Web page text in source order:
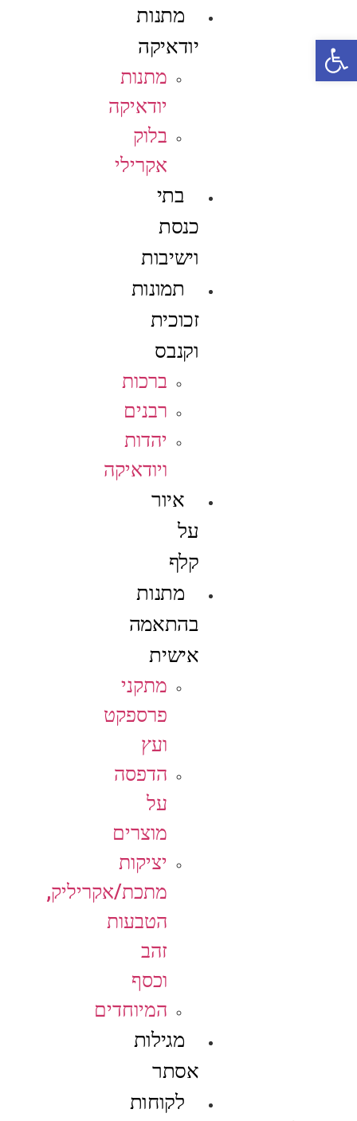
מתנות
יודאיקה
מתנות
יודאיקה
בלוק
אקרילי
בתי
כנסת
וישיבות
תמונות
זכוכית
וקנבס
ברכות
רבנים
יהדות
ויודאיקה
איור
על
קלף
מתנות
בהתאמה
אישית
מתקני
פרספקט
ועץ
הדפסה
על
מוצרים
יציקות
מתכת/אקריליק,
הטבעות
זהב
וכסף
המיוחדים
מגילות
אסתר
לקוחות
פתח סרגל נגישות